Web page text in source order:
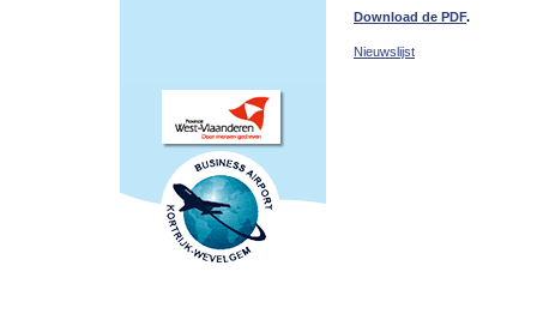
Download de PDF.
Nieuwslijst